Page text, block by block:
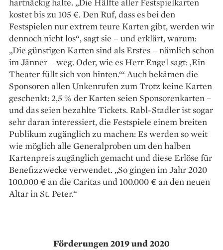
kostet bis zu 105 €. Den Ruf, dass es bei den
Festspielen nur extrem teure Karten gibt, werden wir
dennoch nicht los“, sagt sie – und erklärt, ­warum:
„Die günstigen Karten sind als Erstes – nämlich schon
im Jänner – weg. Oder, wie es Herr Engel sagt: ‚Ein
Theater füllt sich von hinten.‘“ Auch bekämen die
Sponsoren allen ­Unkenrufen zum Trotz keine Karten
geschenkt: 2,5 % der Karten seien Sponsorenkarten –
und das seien bezahlte Tickets. Rabl-Stadler ist sogar
sehr daran interessiert, die Festspiele einem breiten
Publikum zugänglich zu machen: Es werden so weit
wie möglich alle Generalproben um den halben
Kartenpreis zugänglich gemacht und ­diese Erlöse für
Benefizzwecke verwendet. „So ­gingen im Jahr 2020
100.000 € an die Caritas und 100.000 € an den neuen
Altar in St. Peter.“
Förderungen 2019 und 2020